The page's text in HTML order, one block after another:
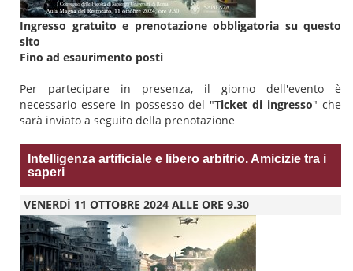
Ingresso gratuito e prenotazione obbligatoria su questo
sito
Fino ad esaurimento posti
Per partecipare in presenza, il giorno dell'evento è
necessario essere in possesso del "Ticket di ingresso" che
sarà inviato a seguito della prenotazione
Intelligenza artificiale e libero arbitrio. Amicizie tra i
saperi
VENERDÌ 11 OTTOBRE 2024 ALLE ORE 9.30